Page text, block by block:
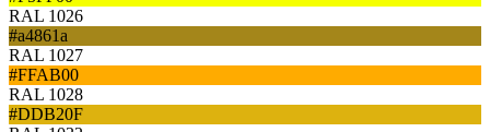
RAL 1026
#a4861a
RAL 1027
#FFAB00
RAL 1028
#DDB20F